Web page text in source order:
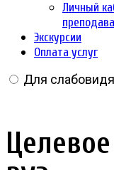
Личный
Экскурсии
Оплата услуг
Для